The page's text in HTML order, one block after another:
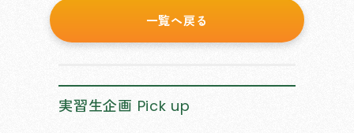
一覧へ戻る
実習生企画 Pick up